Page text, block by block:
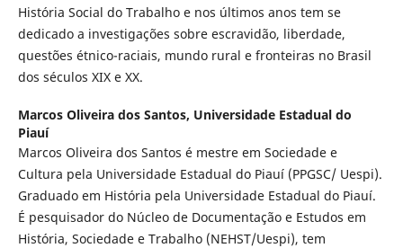
História Social do Trabalho e nos últimos anos tem se
dedicado a investigações sobre escravidão, liberdade,
questões étnico-raciais, mundo rural e fronteiras no Brasil
dos séculos XIX e XX.
Marcos Oliveira dos Santos, Universidade Estadual do
Piauí
Marcos Oliveira dos Santos é mestre em Sociedade e
Cultura pela Universidade Estadual do Piauí (PPGSC/ Uespi).
Graduado em História pela Universidade Estadual do Piauí.
É pesquisador do Núcleo de Documentação e Estudos em
História, Sociedade e Trabalho (NEHST/Uespi), tem